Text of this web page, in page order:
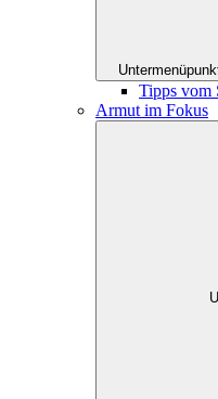
Tipps vom
Armut im Fokus